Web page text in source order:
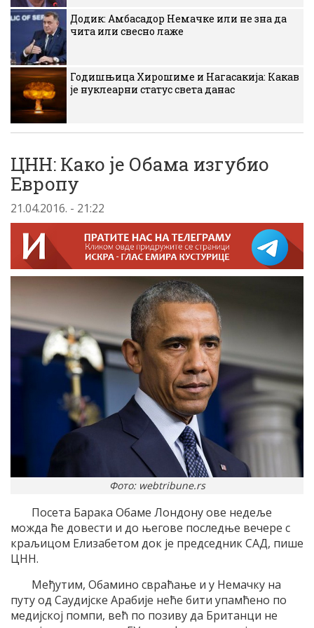
Додик: Амбасадор Немачке или не зна да
чита или свесно лаже
Годишњица Хирошиме и Нагасакија: Какав
је нуклеарни статус света данас
ЦНН: Како је Обама изгубио
Европу
21.04.2016. - 21:22
Фото: webtribune.rs
Посета Барака Обаме Лондону ове недеље
можда ће довести и до његове последње вечере с
краљицом Елизабетом док је председник САД, пише
ЦНН.
Међутим, Обамино свраћање и у Немачку на
путу од Саудијске Арабије неће бити упамћено по
медијској помпи, већ по позиву да Британци не